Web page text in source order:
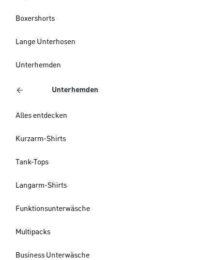
Boxershorts
Lange Unterhosen
Unterhemden
Unterhemden
Alles entdecken
Kurzarm-Shirts
Tank-Tops
Langarm-Shirts
Funktionsunterwäsche
Multipacks
Business Unterwäsche